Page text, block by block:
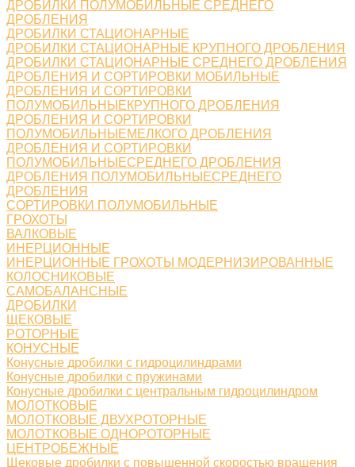
ДРОБИЛКИ ПОЛУМОБИЛЬНЫЕ СРЕДНЕГО
ДРОБЛЕНИЯ
ДРОБИЛКИ СТАЦИОНАРНЫЕ
ДРОБИЛКИ СТАЦИОНАРНЫЕ КРУПНОГО ДРОБЛЕНИЯ
ДРОБИЛКИ СТАЦИОНАРНЫЕ СРЕДНЕГО ДРОБЛЕНИЯ
ДРОБЛЕНИЯ И СОРТИРОВКИ МОБИЛЬНЫЕ
ДРОБЛЕНИЯ И СОРТИРОВКИ
ПОЛУМОБИЛЬНЫЕКРУПНОГО ДРОБЛЕНИЯ
ДРОБЛЕНИЯ И СОРТИРОВКИ
ПОЛУМОБИЛЬНЫЕМЕЛКОГО ДРОБЛЕНИЯ
ДРОБЛЕНИЯ И СОРТИРОВКИ
ПОЛУМОБИЛЬНЫЕСРЕДНЕГО ДРОБЛЕНИЯ
ДРОБЛЕНИЯ ПОЛУМОБИЛЬНЫЕСРЕДНЕГО
ДРОБЛЕНИЯ
СОРТИРОВКИ ПОЛУМОБИЛЬНЫЕ
ГРОХОТЫ
ВАЛКОВЫЕ
ИНЕРЦИОННЫЕ
ИНЕРЦИОННЫЕ ГРОХОТЫ МОДЕРНИЗИРОВАННЫЕ
КОЛОСНИКОВЫЕ
САМОБАЛАНСНЫЕ
ДРОБИЛКИ
ЩЕКОВЫЕ
РОТОРНЫЕ
КОНУСНЫЕ
Конусные дробилки с гидроцилиндрами
Конусные дробилки с пружинами
Конусные дробилки с центральным гидроцилиндром
МОЛОТКОВЫЕ
МОЛОТКОВЫЕ ДВУХРОТОРНЫЕ
МОЛОТКОВЫЕ ОДНОРОТОРНЫЕ
ЦЕНТРОБЕЖНЫЕ
Щековые дробилки с повышенной скоростью вращения